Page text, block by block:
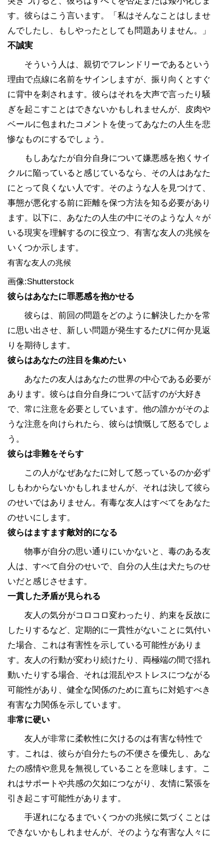
す。彼らはこう言います。「私はそんなことはしませ
んでしたし、もしやったとしても問題ありません。」
不誠実
そういう人は、親切でフレンドリーであるという
理由で点線に名前をサインしますが、振り向くとすぐ
に背中を刺されます。彼らはそれを大声で言ったり騒
ぎを起こすことはできないかもしれませんが、皮肉や
ベールに包まれたコメントを使ってあなたの人生を悲
惨なものにするでしょう。
もしあなたが自分自身について嫌悪感を抱くサイ
クルに陥っていると感じているなら、その人はあなた
にとって良くない人です。そのような人を見つけて、
事態が悪化する前に距離を保つ方法を知る必要があり
ます。以下に、あなたの人生の中にそのような人々が
いる現実を理解するのに役立つ、有害な友人の兆候を
いくつか示します。
有害な友人の兆候
画像:Shutterstock
彼らはあなたに罪悪感を抱かせる
彼らは、前回の問題をどのように解決したかを常
に思い出させ、新しい問題が発生するたびに何か見返
りを期待します。
彼らはあなたの注目を集めたい
あなたの友人はあなたの世界の中心である必要が
あります。彼らは自分自身について話すのが大好き
で、常に注意を必要としています。他の誰かがそのよ
うな注意を向けられたら、彼らは憤慨して怒るでしょ
う。
彼らは非難をそらす
この人がなぜあなたに対して怒っているのか必ず
しもわからないかもしれませんが、それは決して彼ら
のせいではありません。有毒な友人はすべてをあなた
のせいにします。
彼らはますます敵対的になる
物事が自分の思い通りにいかないと、毒のある友
人は、すべて自分のせいで、自分の人生は犬たちのせ
いだと感じさせます。
一貫した矛盾が見られる
友人の気分がコロコロ変わったり、約束を反故に
したりするなど、定期的に一貫性がないことに気付い
た場合、これは有害性を示している可能性がありま
す。友人の行動が変わり続けたり、両極端の間で揺れ
動いたりする場合、それは混乱やストレスにつながる
可能性があり、健全な関係のために直ちに対処すべき
有害な力関係を示しています。
非常に硬い
友人が非常に柔軟性に欠けるのは有害な特性で
す。これは、彼らが自分たちの不便さを優先し、あな
たの感情や意見を無視していることを意味します。こ
れはサポートや共感の欠如につながり、友情に緊張を
引き起こす可能性があります。
手遅れになるまでいくつかの兆候に気づくことは
できないかもしれませんが、そのような有害な人々に